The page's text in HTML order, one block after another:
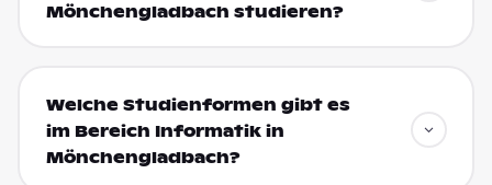
Mönchengladbach studieren?
Welche Studienformen gibt es
im Bereich Informatik in
Mönchengladbach?